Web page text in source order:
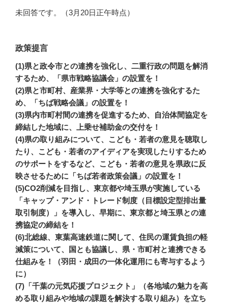
未回答です。（3月20日正午時点）
政策提言
(1)県と政令市との連携を強化し、二重行政の問題を解消
するため、「県市戦略協議会」の設置を！
(2)県と市町村、産業界・大学等との連携を強化するた
め、「ちば戦略会議」の設置を！
(3)県内市町村間の連携を促進するため、自治体間協定を
締結した地域に、上乗せ補助金の交付を！
(4)県の取り組みについて、こども・若者の意見を聴取し
たり、こども・若者のアイディアを実現したりするため
のサポートをするなど、こども・若者の意見を県政に反
映させるために「ちば若者政策会議」の設置を！
(5)CO2削減を目指し、東京都や埼玉県が実施している
「キャップ・アンド・トレード制度（目標設定型排出量
取引制度）」を導入し、早期に、東京都と埼玉県との連
携協定の締結を！
(6)北総線、東葉高速鉄道に関して、住民の運賃負担の軽
減策について、国とも協議し、県・市町村と連携できる
仕組みを！（羽田・成田の一体化運用にも寄与するよう
に）
(7)「千葉の元気応援プロジェクト」（各地域の魅力を高
める取り組みや地域の課題を解決する取り組み）を立ち